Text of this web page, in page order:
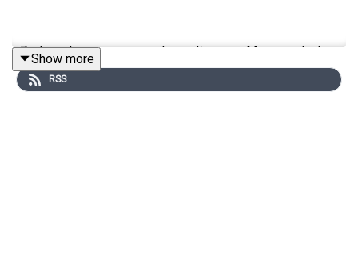
Zedenzaken roepen veel emoties op. Mensen denken
dat zware delicten altijd een hoog risico op herhaling
betekenen. Maar klopt dat wel?
Show more
RSS